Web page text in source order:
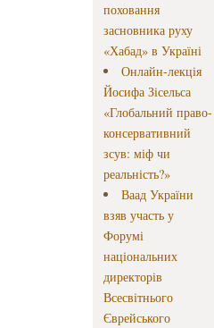
поховання
засновника руху
«Хабад» в Україні
Онлайн-лекція
Йосифа Зісельса
«Глобальний право-
консервативний
зсув: міф чи
реальність?»
Ваад України
взяв участь у
Форумі
національних
директорів
Всесвітнього
Єврейського